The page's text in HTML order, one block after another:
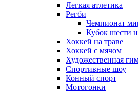
Легкая атлетика
Регби
Чемпионат
Кубок шести
Хоккей на траве
Хоккей с мячом
Художественная
Спортивные шоу
Конный спорт
Мотогонки